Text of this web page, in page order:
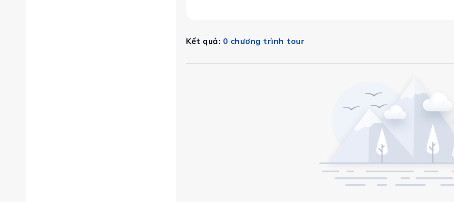
khung cảnh thiên nhiên xanh mát và yên bình. Đây cũng là một trong ba nơi ở chính của hoàng gia
Kết quả: 0 chương trình tour